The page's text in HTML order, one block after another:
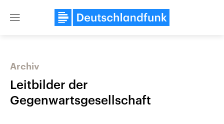
Close
Archiv
Leitbilder der
Gegenwartsgesellschaft